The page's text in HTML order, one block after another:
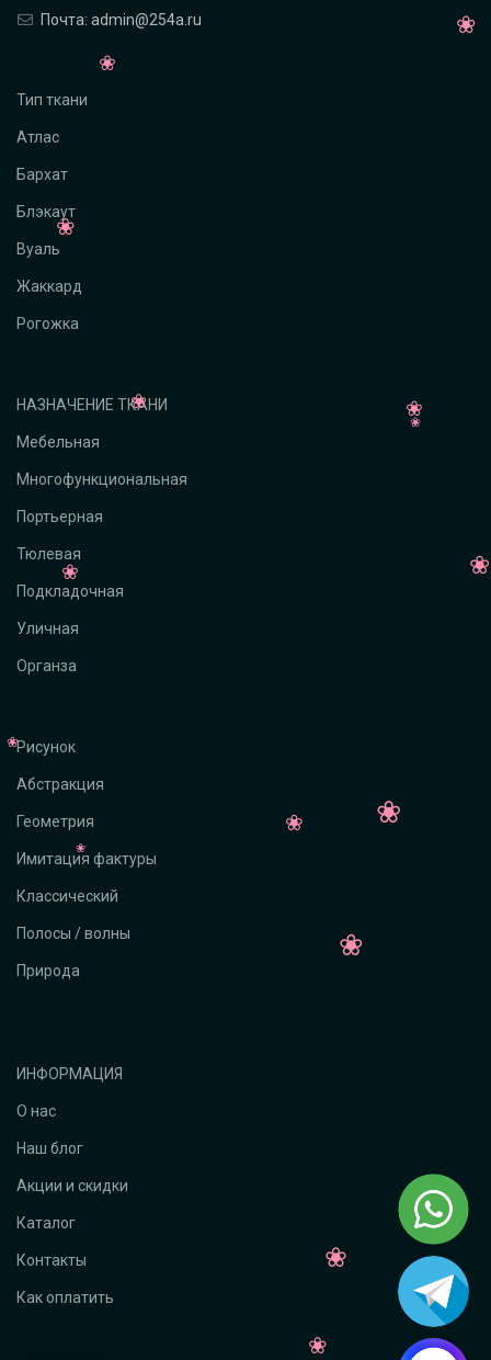
Почта: admin@254a.ru
Тип ткани
Атлас
Бархат
Блэкаут
Вуаль
Жаккард
Рогожка
НАЗНАЧЕНИЕ ТКАНИ
Мебельная
Многофункциональная
Портьерная
Тюлевая
Подкладочная
Уличная
Органза
Рисунок
Абстракция
Геометрия
Имитация фактуры
Классический
Полосы / волны
Природа
ИНФОРМАЦИЯ
О нас
Наш блог
Акции и скидки
Каталог
Контакты
Как оплатить